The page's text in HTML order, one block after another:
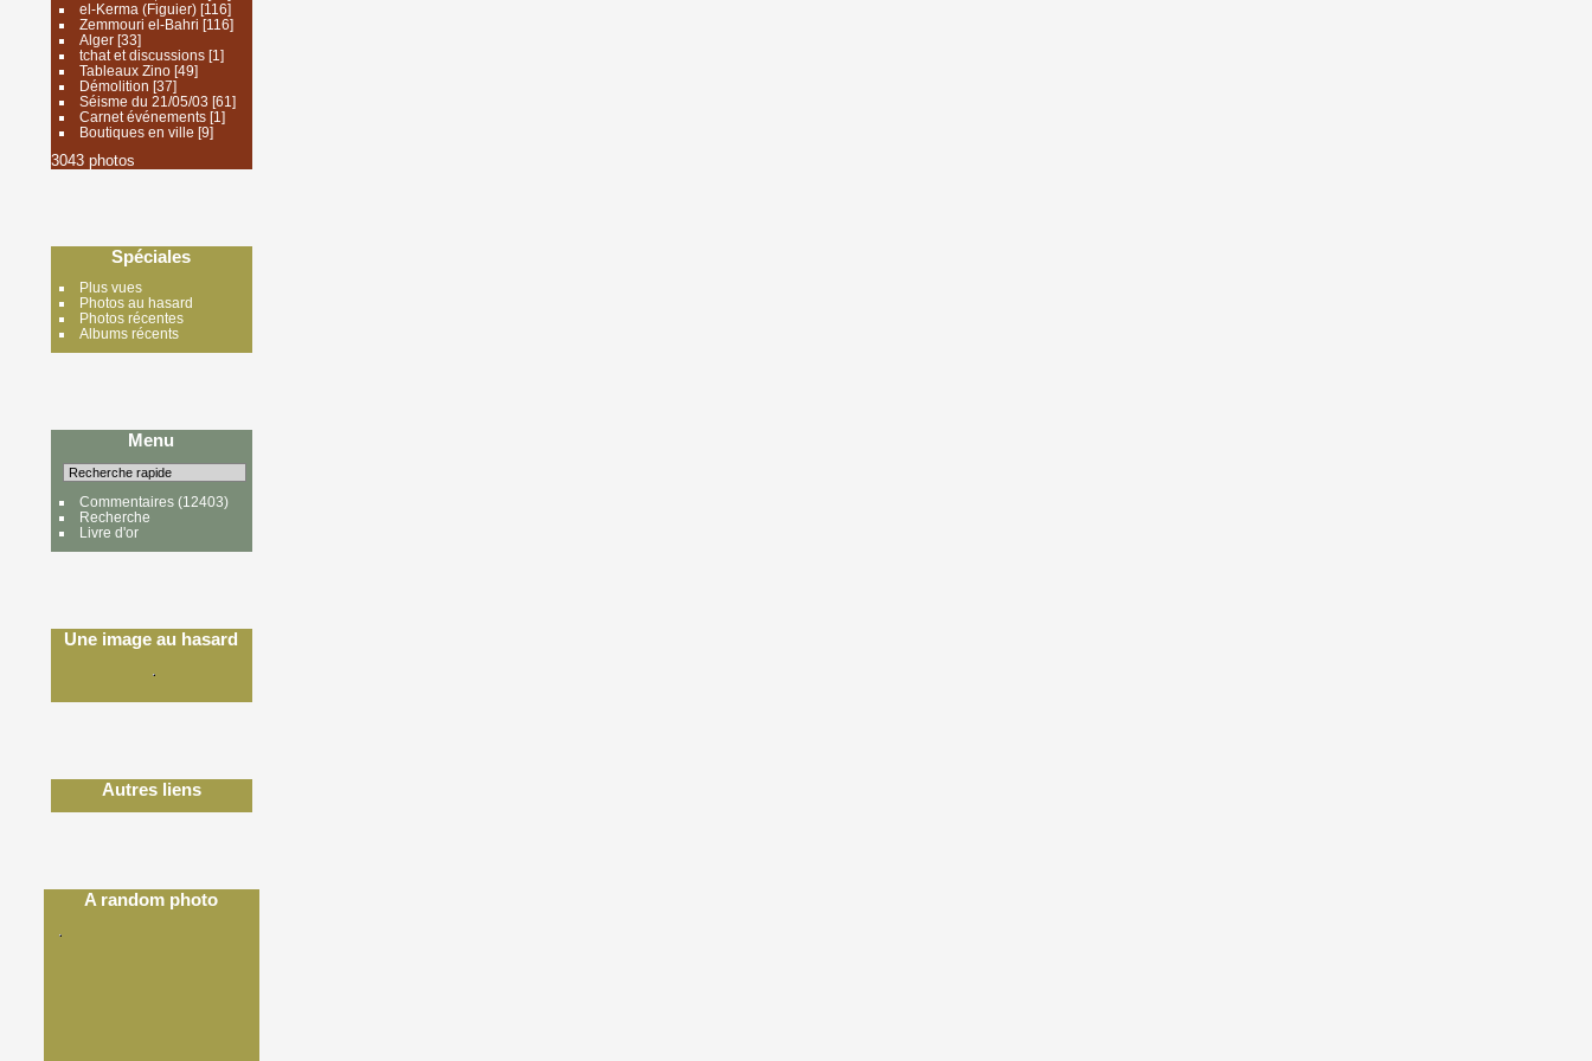
el-Kerma (Figuier)[116]
Zemmouri el-Bahri [116]
Alger[33]
tchat et discussions[1]
Tableaux Zino[49]
Démolition [37]
Séisme du 21/05/03 [61]
Carnet événements[1]
Boutiques en ville [9]
3043 photos
Spéciales
Plus vues
Photos au hasard
Photos récentes
Albums récents
Menu
Commentaires(12403)
Recherche
Livre d'or
Une image au hasard
Autres liens
A random photo